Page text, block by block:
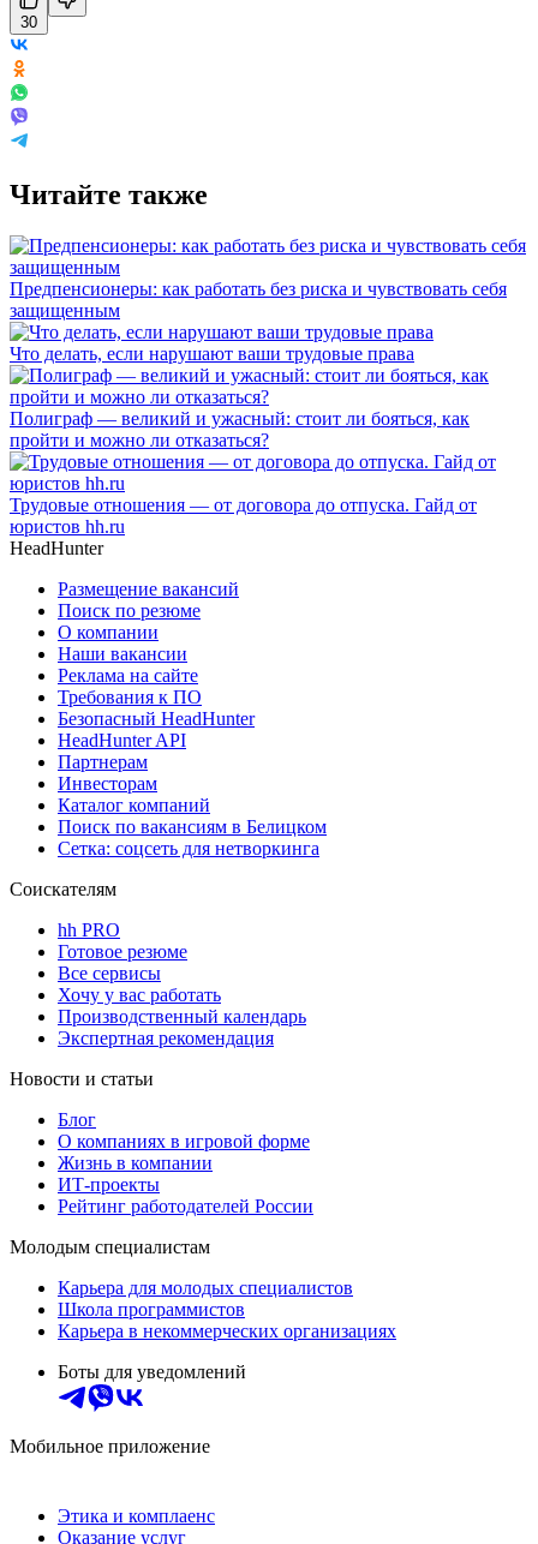
30
Читайте также
Предпенсионеры: как работать без риска и чувствовать себя
защищенным
Что делать, если нарушают ваши трудовые права
Полиграф — великий и ужасный: стоит ли бояться, как
пройти и можно ли отказаться?
Трудовые отношения — от договора до отпуска. Гайд от
юристов hh.ru
HeadHunter
Размещение вакансий
Поиск по резюме
О компании
Наши вакансии
Реклама на сайте
Требования к ПО
Безопасный HeadHunter
HeadHunter API
Партнерам
Инвесторам
Каталог компаний
Поиск по вакансиям в Белицком
Сетка: соцсеть для нетворкинга
Соискателям
hh PRO
Готовое резюме
Все сервисы
Хочу у вас работать
Производственный календарь
Экспертная рекомендация
Новости и статьи
Блог
О компаниях в игровой форме
Жизнь в компании
ИТ-проекты
Рейтинг работодателей России
Молодым специалистам
Карьера для молодых специалистов
Школа программистов
Карьера в некоммерческих организациях
Боты для уведомлений
Мобильное приложение
Этика и комплаенс
Оказание услуг